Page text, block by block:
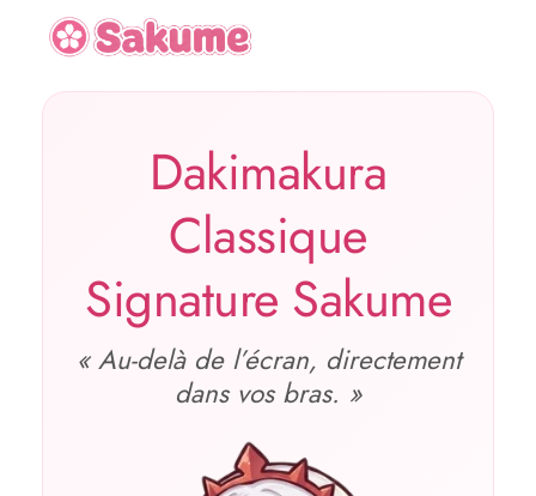
Dakimakura
Classique
Signature Sakume
« Au‑delà de l’écran, directement
dans vos bras. »